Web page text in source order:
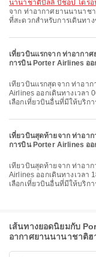
นานาชาติบิลลี บิช็อป โตรอ
จาก ท่าอากาศยานนานาช
ที่สะดวกสำหรับการเดินทา
เที่ยวบินแรกจาก ท่าอากา
การบิน Porter Airlines ออ
เที่ยวบินแรกสุดจาก ท่าอากาศยานนานาชาติฮาลิแฟกซ์ สแตนฟิลด์ กับ Porter
Airlines ออกเดินทางเวลา
เลือกเที่ยวบินอื่นที่มีให้บริก
เที่ยวบินสุดท้ายจาก ท่าอา
การบิน Porter Airlines ออ
เที่ยวบินสุดท้ายจาก ท่าอากาศยานนานาชาติฮาลิแฟกซ์ สแตนฟิลด์ กับ Porter
Airlines ออกเดินทางเวลา
เลือกเที่ยวบินอื่นที่มีให้บริก
เส้นทางยอดนิยมกับ
อากาศยานนานาชาติ